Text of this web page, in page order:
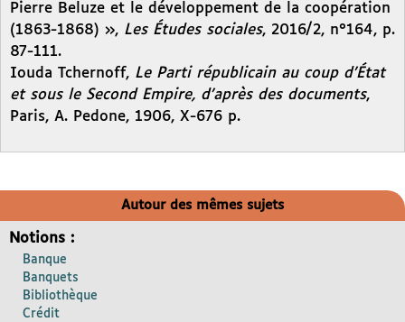
Pierre Beluze et le développement de la coopération
(1863-1868) », Les Études sociales, 2016/2, n°164, p.
87-111.
Iouda Tchernoff, Le Parti républicain au coup d’État
et sous le Second Empire, d’après des documents,
Paris, A. Pedone, 1906, X-676 p.
Autour des mêmes sujets
Notions :
Banque
Banquets
Bibliothèque
Crédit